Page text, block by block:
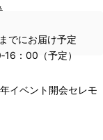
までにお届け予定
：00（予定）
イベント開会セレモ